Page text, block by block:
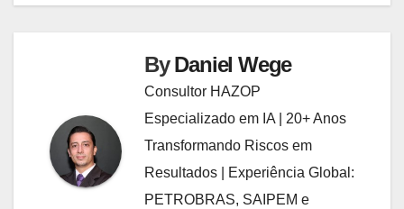
ByDaniel Wege
Consultor HAZOP
Especializado em IA | 20+ Anos
Transformando Riscos em
Resultados | Experiência Global:
PETROBRAS, SAIPEM e